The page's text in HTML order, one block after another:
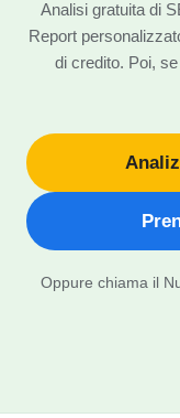
Analisi gratuita di
Report
di credito. Poi,
Oppure chiama il